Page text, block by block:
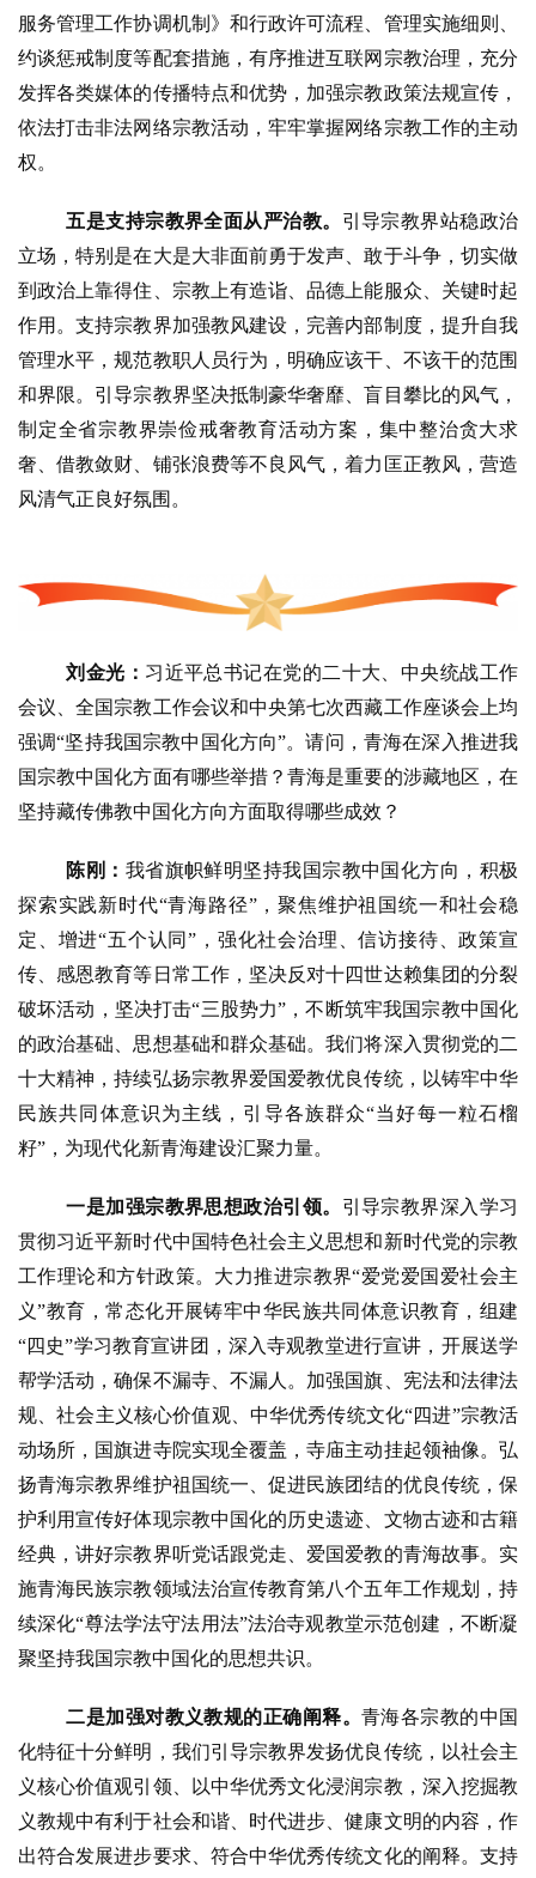
谈
心
乐
菩
提
专
公
益
慈
善
佛
物
巡
礼
频
纪
录
佛
教
艺
术
政
免
责
声
明
服务管理工作协调机制》和行政许可流程、管理实施细则、
约谈惩戒制度等配套措施，有序推进互联网宗教治理，充分
发挥各类媒体的传播特点和优势，加强宗教政策法规宣传，
依法打击非法网络宗教活动，牢牢掌握网络宗教工作的主动
权。
五是支持宗教界全面从严治教。 引导宗教界站稳政治
立场，特别是在大是大非面前勇于发声、敢于斗争，切实做
到政治上靠得住、宗教上有造诣、品德上能服众、关键时起
作用。支持宗教界加强教风建设，完善内部制度，提升自我
管理水平，规范教职人员行为，明确应该干、不该干的范围
和界限。引导宗教界坚决抵制豪华奢靡、盲目攀比的风气，
制定全省宗教界崇俭戒奢教育活动方案，集中整治贪大求
奢、借教敛财、铺张浪费等不良风气，着力匡正教风，营造
风清气正良好氛围。
刘金光： 习近平总书记在党的二十大、中央统战工作
会议、全国宗教工作会议和中央第七次西藏工作座谈会上均
强调“坚持我国宗教中国化方向”。请问，青海在深入推进我
国宗教中国化方面有哪些举措？青海是重要的涉藏地区，在
坚持藏传佛教中国化方向方面取得哪些成效？
陈刚： 我省旗帜鲜明坚持我国宗教中国化方向，积极
探索实践新时代“青海路径”，聚焦维护祖国统一和社会稳
定、增进“五个认同”，强化社会治理、信访接待、政策宣
传、感恩教育等日常工作，坚决反对十四世达赖集团的分裂
破坏活动，坚决打击“三股势力”，不断筑牢我国宗教中国化
的政治基础、思想基础和群众基础。我们将深入贯彻党的二
十大精神，持续弘扬宗教界爱国爱教优良传统，以铸牢中华
民族共同体意识为主线，引导各族群众“当好每一粒石榴
籽”，为现代化新青海建设汇聚力量。
一是加强宗教界思想政治引领。 引导宗教界深入学习
贯彻习近平新时代中国特色社会主义思想和新时代党的宗教
工作理论和方针政策。大力推进宗教界“爱党爱国爱社会主
义”教育，常态化开展铸牢中华民族共同体意识教育，组建
“四史”学习教育宣讲团，深入寺观教堂进行宣讲，开展送学
帮学活动，确保不漏寺、不漏人。加强国旗、宪法和法律法
规、社会主义核心价值观、中华优秀传统文化“四进”宗教活
动场所，国旗进寺院实现全覆盖，寺庙主动挂起领袖像。弘
扬青海宗教界维护祖国统一、促进民族团结的优良传统，保
护利用宣传好体现宗教中国化的历史遗迹、文物古迹和古籍
经典，讲好宗教界听党话跟党走、爱国爱教的青海故事。实
施青海民族宗教领域法治宣传教育第八个五年工作规划，持
续深化“尊法学法守法用法”法治寺观教堂示范创建，不断凝
聚坚持我国宗教中国化的思想共识。
二是加强对教义教规的正确阐释。 青海各宗教的中国
化特征十分鲜明，我们引导宗教界发扬优良传统，以社会主
义核心价值观引领、以中华优秀文化浸润宗教，深入挖掘教
义教规中有利于社会和谐、时代进步、健康文明的内容，作
出符合发展进步要求、符合中华优秀传统文化的阐释。支持